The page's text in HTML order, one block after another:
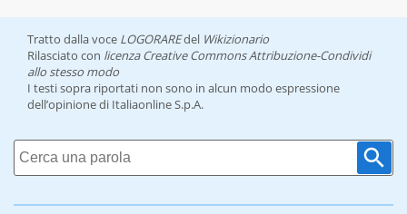
Tratto dalla voce LOGORAREdel Wikizionario
Rilasciato con licenza Creative Commons Attribuzione-Condividi
allo stesso modo
I testi sopra riportati non sono in alcun modo espressione
dell’opinione di Italiaonline S.p.A.